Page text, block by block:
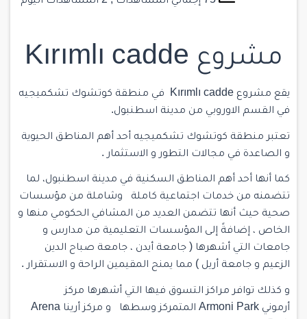
مشروع Kırımlı cadde
يقع مشروع Kırımlı cadde في
منطقة كوتشوك تشكميجيه
في القسم الاوروبي من مدينة اسطنبول.
تعتبر منطقة كوتشوك تشكميجيه أحد أهم المناطق الحيوية
و الصاعدة في مجالات التطور و الاستثمار .
كما أنها أحد أهم المناطق السكنية في مدينة اسطنبول، لما
تتضمنه من خدمات اجتماعية كاملة وشاملة من مؤسسات
صحية حيث أنها تتضمن العديد من المشافي الحكومي منها و
الخاص ، إضافةً إلى المؤسسات التعليمية من مدارس و
جامعات التي أشهرها ( جامعة أيدن ، جامعة صباح الدين
الزعيم و جامعة أريل ) مما يمنح المقيمين الراحة و الاستقرار .
و كذلك توافر مراكز التسوق فيها التي أشهرها مركز
أرموني Armoni Park المتمركز وسطها و مركز أرينا Arena